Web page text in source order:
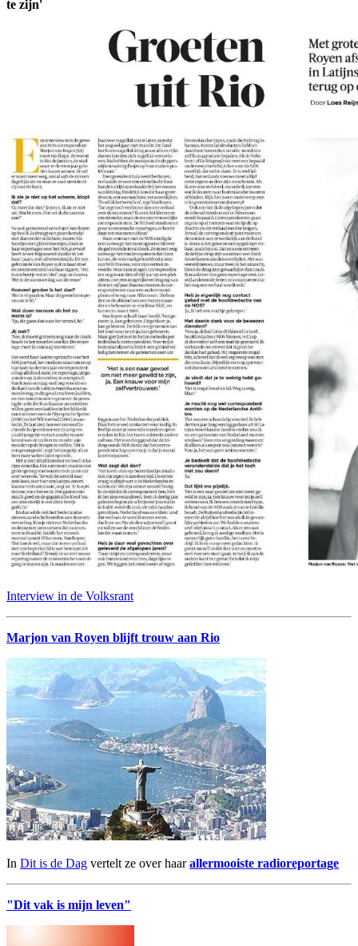
te zijn'
Interview in de Volksrant
Marjon van Royen blijft trouw aan Rio
In Dit is de Dag vertelt ze over haarallermooiste radioreportage
"Dit vak is mijn leven"